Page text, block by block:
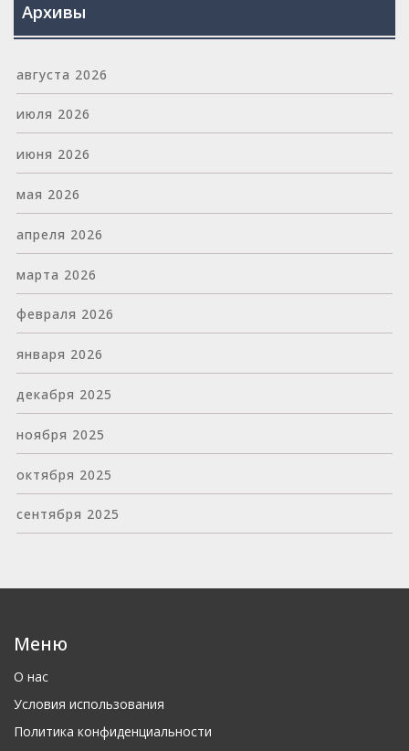
Архивы
августа 2026
июля 2026
июня 2026
мая 2026
апреля 2026
марта 2026
февраля 2026
января 2026
декабря 2025
ноября 2025
октября 2025
сентября 2025
Меню
О нас
Условия использования
Политика конфиденциальности